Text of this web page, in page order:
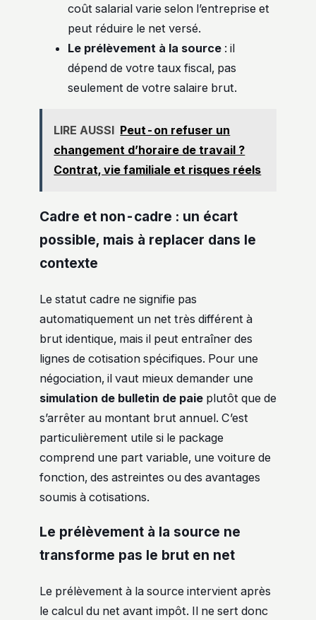
coût salarial varie selon l’entreprise et
peut réduire le net versé.
Le prélèvement à la source : il
dépend de votre taux fiscal, pas
seulement de votre salaire brut.
LIRE AUSSI Peut-on refuser un
changement d’horaire de travail ?
Contrat, vie familiale et risques réels
Cadre et non-cadre : un écart
possible, mais à replacer dans le
contexte
Le statut cadre ne signifie pas
automatiquement un net très différent à
brut identique, mais il peut entraîner des
lignes de cotisation spécifiques. Pour une
négociation, il vaut mieux demander une
simulation de bulletin de paie plutôt que de
s’arrêter au montant brut annuel. C’est
particulièrement utile si le package
comprend une part variable, une voiture de
fonction, des astreintes ou des avantages
soumis à cotisations.
Le prélèvement à la source ne
transforme pas le brut en net
Le prélèvement à la source intervient après
le calcul du net avant impôt. Il ne sert donc